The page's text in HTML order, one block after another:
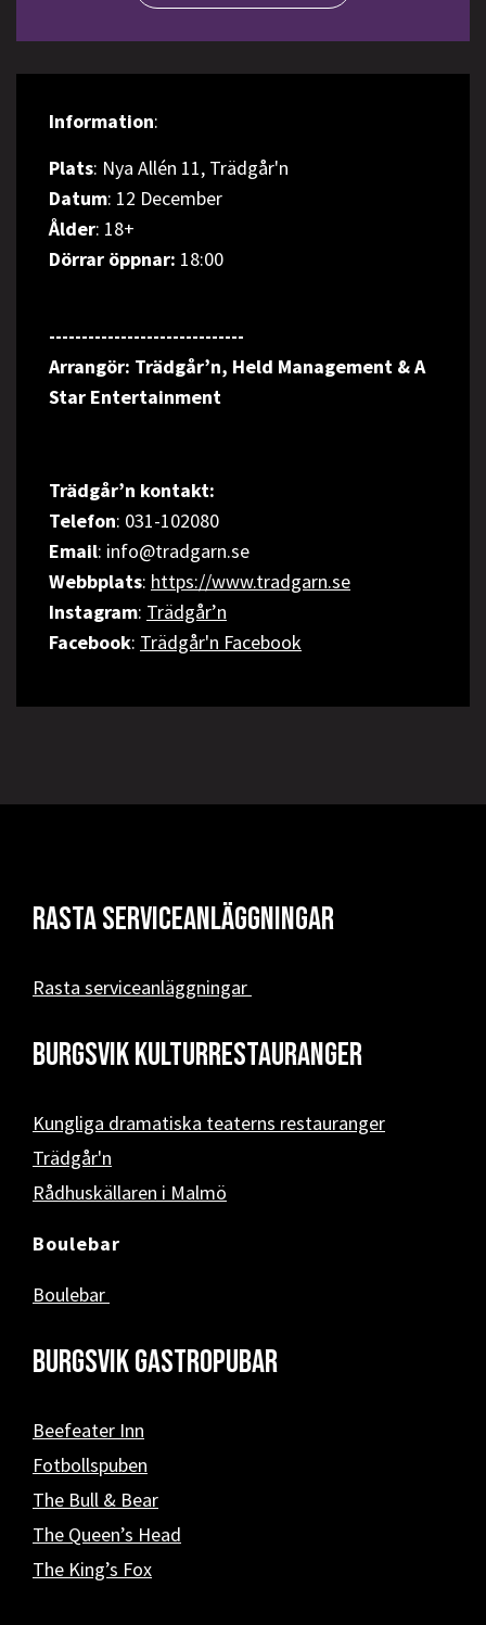
Information:
Plats: Nya Allén 11, Trädgår'n
Datum: 12 December
Ålder: 18+
Dörrar öppnar: 18:00
------------------------------
Arrangör: Trädgår’n, Held Management & A
Star Entertainment
Trädgår’n kontakt:
Telefon: 031-102080
Email: info@tradgarn.se
Webbplats: https://www.tradgarn.se
Instagram: Trädgår’n
Facebook: Trädgår'n Facebook
Rasta serviceanläggningar
Rasta serviceanläggningar
Burgsvik kulturrestauranger
Kungliga dramatiska teaterns restauranger
Trädgår'n
Rådhuskällaren i Malmö
Boulebar
Boulebar
Burgsvik Gastropubar
Beefeater Inn
Fotbollspuben
The Bull & Bear
The Queen’s Head
The King’s Fox